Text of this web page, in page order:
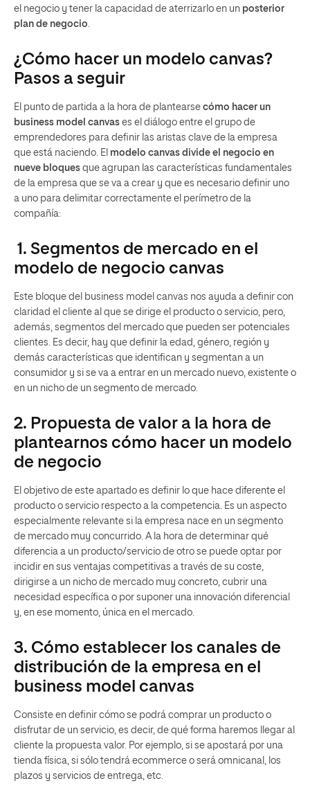
el negocio y tener la capacidad de aterrizarlo en un posterior
plan de negocio.
¿Cómo hacer un modelo canvas?
Pasos a seguir
El punto de partida a la hora de plantearse cómo hacer un
business model canvas es el diálogo entre el grupo de
emprendedores para definir las aristas clave de la empresa
que está naciendo. El modelo canvas divide el negocio en
nueve bloques que agrupan las características fundamentales
de la empresa que se va a crear y que es necesario definir uno
a uno para delimitar correctamente el perímetro de la
compañía:
1. Segmentos de mercado en el
modelo de negocio canvas
Este bloque del business model canvas nos ayuda a definir con
claridad el cliente al que se dirige el producto o servicio, pero,
además, segmentos del mercado que pueden ser potenciales
clientes. Es decir, hay que definir la edad, género, región y
demás características que identifican y segmentan a un
consumidor y si se va a entrar en un mercado nuevo, existente o
en un nicho de un segmento de mercado.
2. Propuesta de valor a la hora de
plantearnos cómo hacer un modelo
de negocio
El objetivo de este apartado es definir lo que hace diferente el
producto o servicio respecto a la competencia. Es un aspecto
especialmente relevante si la empresa nace en un segmento
de mercado muy concurrido. A la hora de determinar qué
diferencia a un producto/servicio de otro se puede optar por
incidir en sus ventajas competitivas a través de su coste,
dirigirse a un nicho de mercado muy concreto, cubrir una
necesidad específica o por suponer una innovación diferencial
y, en ese momento, única en el mercado.
3. Cómo establecer los canales de
distribución de la empresa en el
business model canvas
Consiste en definir cómo se podrá comprar un producto o
disfrutar de un servicio, es decir, de qué forma haremos llegar al
cliente la propuesta valor. Por ejemplo, si se apostará por una
tienda física, si sólo tendrá ecommerce o será omnicanal, los
plazos y servicios de entrega, etc.